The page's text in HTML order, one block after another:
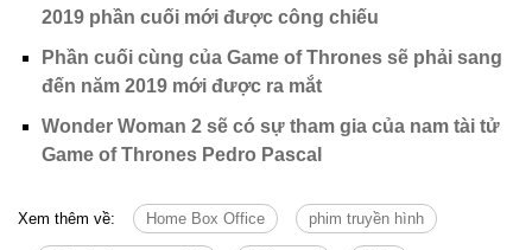
2019 phần cuối mới được công chiếu
Phần cuối cùng của Game of Thrones sẽ phải sang
đến năm 2019 mới được ra mắt
Wonder Woman 2 sẽ có sự tham gia của nam tài tử
Game of Thrones Pedro Pascal
Xem thêm về: Home Box Office phim truyền hình